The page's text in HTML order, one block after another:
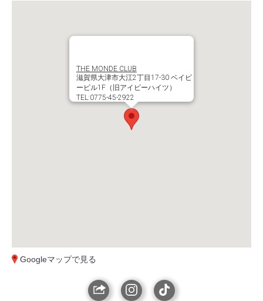
THE MONDE CLUB
滋賀県大津市大江2丁目17-30 ベイビ
ービル1F（旧アイビーハイツ）
TEL:0775-45-2922
Googleマップで見る